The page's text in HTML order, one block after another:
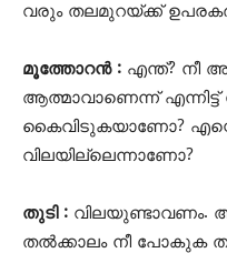
വരും തലമുറയ്ക്ക്
മൂത്തോറൻ : എന്ത്? നീ
ആത്മാവാണെന്ന്
കൈവിടുകയാണോ?
വിലയില്ലെന്നാണോ?
തുടി : വിലയുണ്ടാവണം.
തൽക്കാലം നീ പോകുക